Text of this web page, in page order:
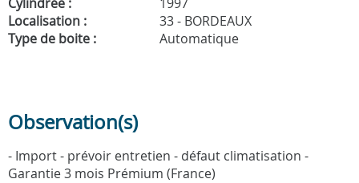
Localisation :
33 - BORDEAUX
Type de boite :
Automatique
Observation(s)
- Import - prévoir entretien - défaut climatisation -
Garantie 3 mois Prémium (France)